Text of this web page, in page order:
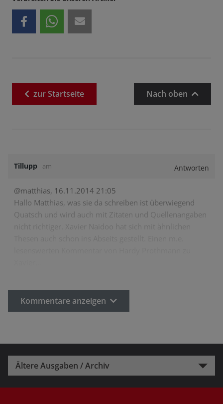
zurStartseite Nach oben
Tillupp am Antworten
@matthias, 16.11.2014 21:05
Hallo Matthias, was sie da schreiben ist überwiegend
Quatsch und wird auch mit Zitaten und Quellenangaben
Kommentare anzeigen
Ältere Ausgaben / Archiv